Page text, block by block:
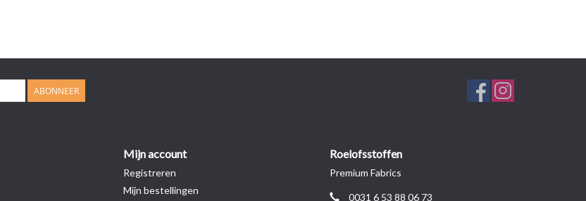
ABONNEER
Mijn account
Registreren
Mijn bestellingen
Roelofsstoffen
Premium Fabrics
0031 6 53 88 06 73